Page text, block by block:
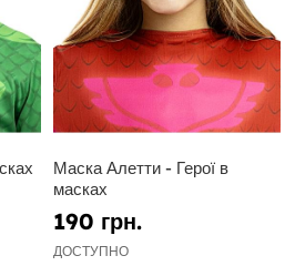
Маска Алетти - Герої в
масках
190 грн.
ДОСТУПНО